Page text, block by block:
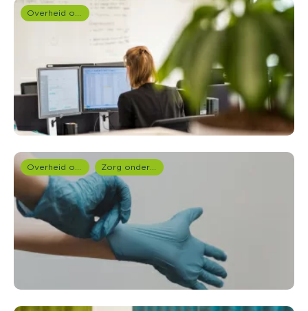
Overheid onderzoek
Overheid onderzoek Zorg onderzoek